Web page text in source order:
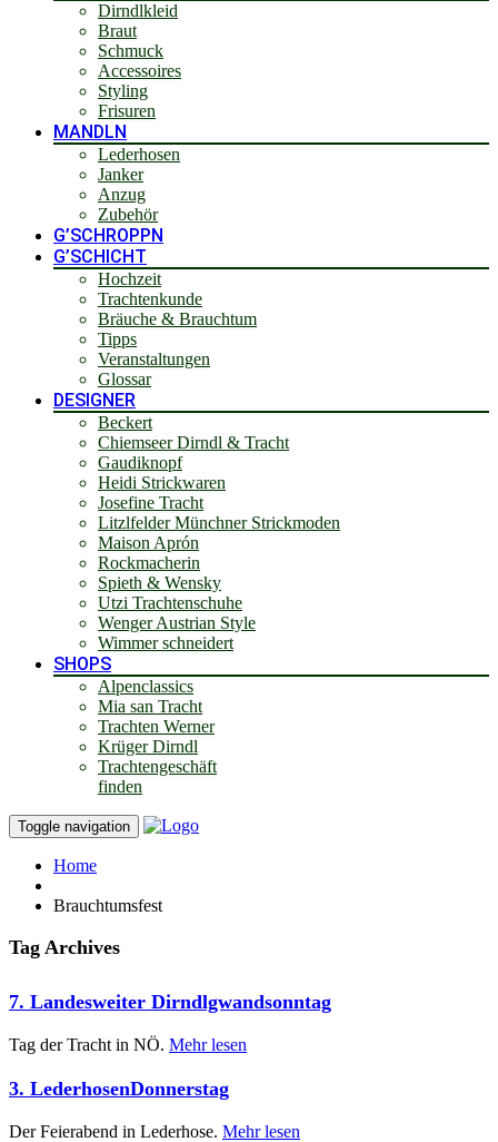
Dirndlkleid
Braut
Schmuck
Accessoires
Styling
Frisuren
MANDLN
Lederhosen
Janker
Anzug
Zubehör
G’SCHROPPN
G’SCHICHT
Hochzeit
Trachtenkunde
Bräuche & Brauchtum
Tipps
Veranstaltungen
Glossar
DESIGNER
Beckert
Chiemseer Dirndl & Tracht
Gaudiknopf
Heidi Strickwaren
Josefine Tracht
Litzlfelder Münchner Strickmoden
Maison Aprón
Rockmacherin
Spieth & Wensky
Utzi Trachtenschuhe
Wenger Austrian Style
Wimmer schneidert
SHOPS
Alpenclassics
Mia san Tracht
Trachten Werner
Krüger Dirndl
Trachtengeschäft
finden
Toggle navigation
Home
Brauchtumsfest
Tag Archives
7. Landesweiter Dirndlgwandsonntag
Tag der Tracht in NÖ. Mehr lesen
3. LederhosenDonnerstag
Der Feierabend in Lederhose. Mehr lesen